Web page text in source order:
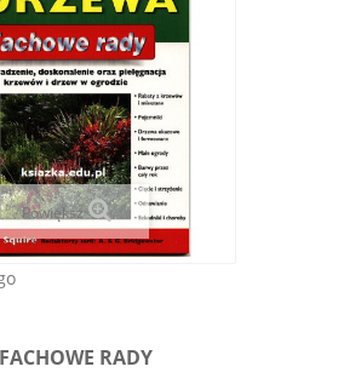
Powiększ
RADY